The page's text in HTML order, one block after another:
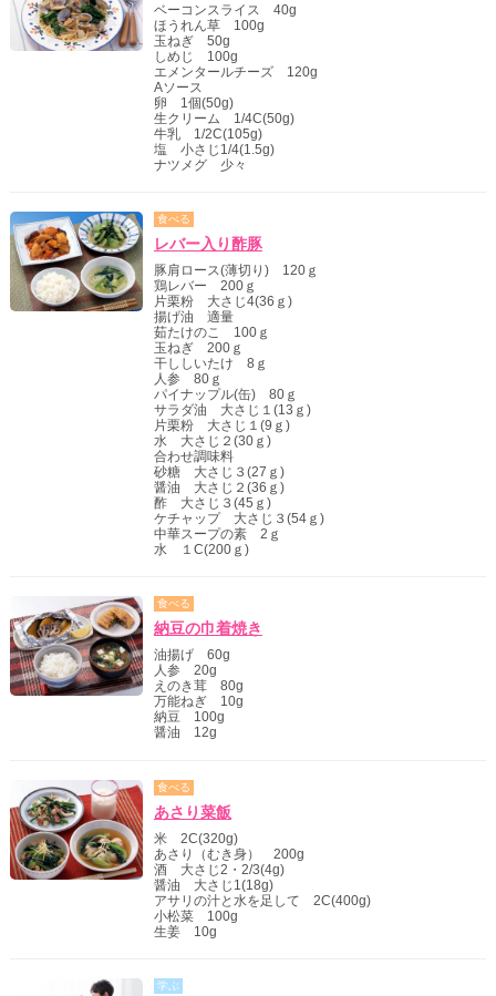
ベーコンスライス 40g
ほうれん草 100g
玉ねぎ 50g
しめじ 100g
エメンタールチーズ 120g
Aソース
卵 1個(50g)
生クリーム 1/4C(50g)
牛乳 1/2C(105g)
塩 小さじ1/4(1.5g)
ナツメグ 少々
食べる
レバー入り酢豚
豚肩ロース(薄切り) 120ｇ
鶏レバー 200ｇ
片栗粉 大さじ4(36ｇ)
揚げ油 適量
茹たけのこ 100ｇ
玉ねぎ 200ｇ
干ししいたけ 8ｇ
人参 80ｇ
パイナップル(缶) 80ｇ
サラダ油 大さじ１(13ｇ)
片栗粉 大さじ１(9ｇ)
水 大さじ２(30ｇ)
合わせ調味料
砂糖 大さじ３(27ｇ)
醤油 大さじ２(36ｇ)
酢 大さじ３(45ｇ)
ケチャップ 大さじ３(54ｇ)
中華スープの素 2ｇ
水 １C(200ｇ)
食べる
納豆の巾着焼き
油揚げ 60g
人参 20g
えのき茸 80g
万能ねぎ 10g
納豆 100g
醤油 12g
食べる
あさり菜飯
米 2C(320g)
あさり（むき身） 200g
酒 大さじ2・2/3(4g)
醤油 大さじ1(18g)
アサリの汁と水を足して 2C(400g)
小松菜 100g
生姜 10g
学ぶ